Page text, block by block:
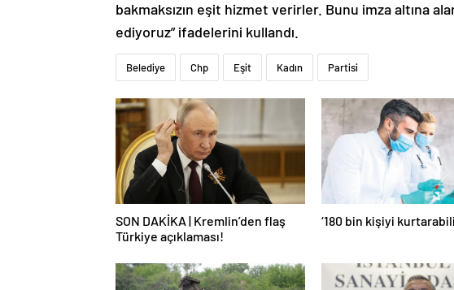
bakmaksızın eşit hizmet verirler. Bunu imza altına
ediyoruz” ifadelerini kullandı.
Belediye Chp Eşit Kadın Partisi
SON DAKİKA | Kremlin’den flaş
Türkiye açıklaması!
‘180 bin kişiyi